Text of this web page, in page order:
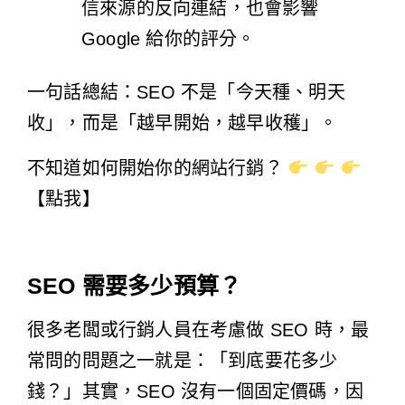
信來源的反向連結，也會影響
Google 給你的評分。
一句話總結：SEO 不是「今天種、明天
收」，而是「越早開始，越早收穫」。
不知道如何開始你的網站行銷？
【點我】
SEO 需要多少預算？
很多老闆或行銷人員在考慮做 SEO 時，最
常問的問題之一就是：「到底要花多少
錢？」其實，SEO 沒有一個固定價碼，因